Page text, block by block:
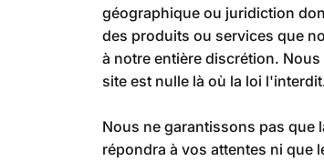
géographique ou juridiction
des produits ou services que
à notre entière discrétion.
site est nulle là où la loi
Nous ne garantissons pas que
répondra à vos attentes ni que